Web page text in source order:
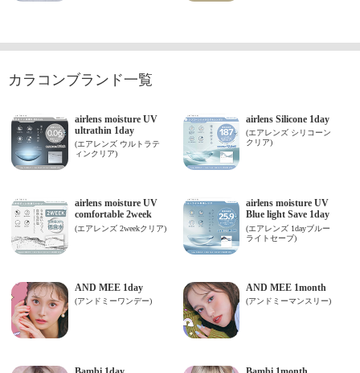
カラコンブランド一覧